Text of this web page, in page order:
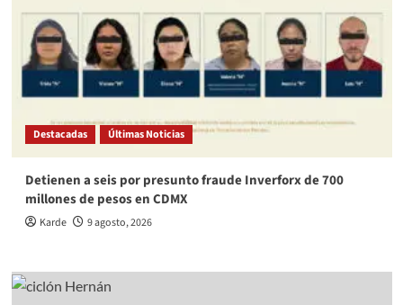
Destacadas Últimas Noticias
Detienen a seis por presunto fraude Inverforx de 700
millones de pesos en CDMX
Karde 9 agosto, 2026